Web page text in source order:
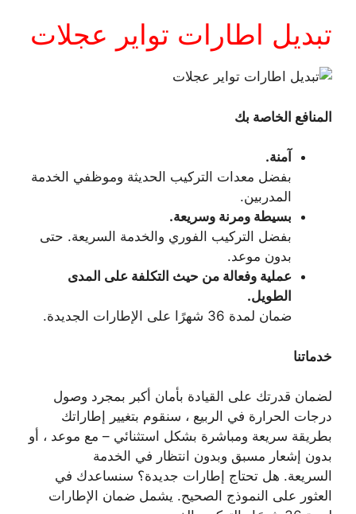
تبديل اطارات تواير عجلات
المنافع الخاصة بك
آمنة.
بفضل معدات التركيب الحديثة وموظفي الخدمة
المدربين.
بسيطة ومرنة وسريعة.
بفضل التركيب الفوري والخدمة السريعة. حتى
بدون موعد.
عملية وفعالة من حيث التكلفة على المدى
الطويل.
ضمان لمدة 36 شهرًا على الإطارات الجديدة.
خدماتنا
لضمان قدرتك على القيادة بأمان أكبر بمجرد وصول
درجات الحرارة في الربيع ، سنقوم بتغيير إطاراتك
بطريقة سريعة ومباشرة بشكل استثنائي – مع موعد ، أو
بدون إشعار مسبق وبدون انتظار في الخدمة
السريعة. هل تحتاج إطارات جديدة؟ سنساعدك في
العثور على النموذج الصحيح. يشمل ضمان الإطارات